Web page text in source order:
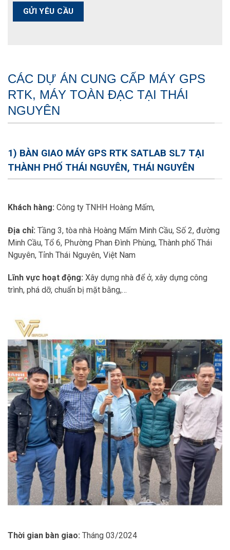
CÁC DỰ ÁN CUNG CẤP MÁY GPS
RTK, MÁY TOÀN ĐẠC TẠI THÁI
NGUYÊN
1) BÀN GIAO MÁY GPS RTK SATLAB SL7 TẠI
THÀNH PHỐ THÁI NGUYÊN, THÁI NGUYÊN
Khách hàng: Công ty TNHH Hoàng Mấm,
Địa chỉ: Tầng 3, tòa nhà Hoàng Mấm Minh Cầu, Số 2, đường
Minh Cầu, Tổ 6, Phường Phan Đình Phùng, Thành phố Thái
Nguyên, Tỉnh Thái Nguyên, Việt Nam
Lĩnh vực hoạt động: Xây dựng nhà để ở, xây dựng công
trình, phá dỡ, chuẩn bị mặt bằng,…
Thời gian bàn giao: Tháng 03/2024